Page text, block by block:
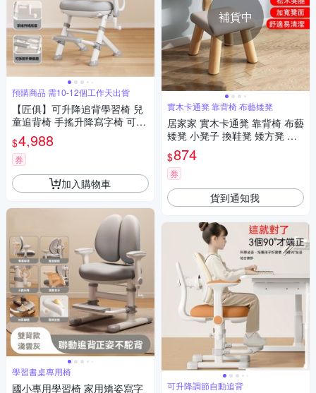
預購商品 需10-12個工作天出貨
【匠俱】可升降追背學習椅 兒
童追背椅 手搖升降寫字椅 可翻
轉扶手學習椅 加厚碳鋼穩固椅
$4,988
券
加入購物車
學習書桌專用椅
國小專用學習椅 家用矯姿寫字
補貨中
實木卡通凳 靠背椅 布藝矮凳
居家家 實木卡通凳 靠背椅 布藝
矮凳 小凳子 換鞋凳 矮方凳 小
凳子 矮凳 軟凳 坐擦地椅 低凳
$874
券
貨到通知我
可升降調節自動追背